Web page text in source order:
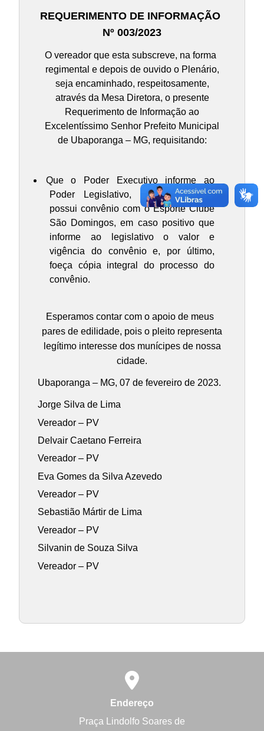
REQUERIMENTO DE INFORMAÇÃO
Nº 003/2023
O vereador que esta subscreve, na forma
regimental e depois de ouvido o Plenário,
seja encaminhado, respeitosamente,
através da Mesa Diretora, o presente
Requerimento de Informação ao
Excelentíssimo Senhor Prefeito Municipal
de Ubaporanga – MG, requisitando:
Que o Poder Executivo informe ao
Poder Legislativo, se o Município
possui convênio com o Esporte Clube
São Domingos, em caso positivo que
informe ao legislativo o valor e
vigência do convênio e, por último,
foeça cópia integral do processo do
convênio.
Esperamos contar com o apoio de meus
pares de edilidade, pois o pleito representa
legítimo interesse dos munícipes de nossa
cidade.
Ubaporanga – MG, 07 de fevereiro de 2023.
Jorge Silva de Lima
Vereador – PV
Delvair Caetano Ferreira
Vereador – PV
Eva Gomes da Silva Azevedo
Vereador – PV
Sebastião Mártir de Lima
Vereador – PV
Silvanin de Souza Silva
Vereador – PV
Endereço
Praça Lindolfo Soares de